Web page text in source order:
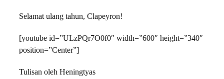
Selamat ulang tahun, Clapeyron!
[youtube id=”ULzPQr7O0f0″ width=”600″ height=”340″
position=”Center”]
Tulisan oleh Heningtyas